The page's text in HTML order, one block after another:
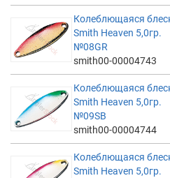
Колеблющаяся
Smith Heaven 5,0гр.
№08GR
smith00-00004743
Колеблющаяся
Smith Heaven 5,0гр.
№09SB
smith00-00004744
Колеблющаяся
Smith Heaven 5,0гр.